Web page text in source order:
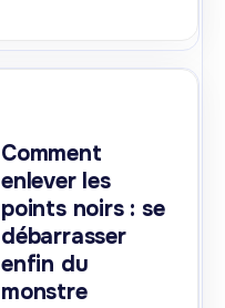
Comment
enlever les
points noirs : se
débarrasser
enfin du
monstre